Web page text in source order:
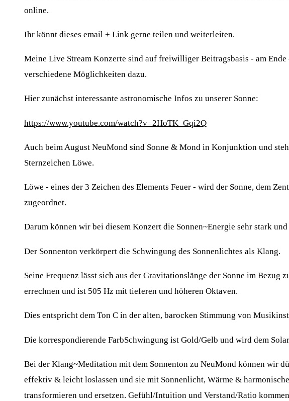
online.
Ihr könnt dieses email + Link gerne teilen und weiterleiten.
Meine Live Stream Konzerte sind auf freiwilliger Beitragsbasis - am
verschiedene Möglichkeiten dazu.
Hier zunächst interessante astronomische Infos zu unserer Sonne:
https://www.youtube.com/watch?v=2HoTK_Gqi2Q
Auch beim August NeuMond sind Sonne & Mond in Konjunktion und
Sternzeichen Löwe.
Löwe - eines der 3 Zeichen des Elements Feuer - wird der Sonne, dem
zugeordnet.
Darum können wir bei diesem Konzert die Sonnen~Energie sehr stark
Der Sonnenton verkörpert die Schwingung des Sonnenlichtes als Klang.
Seine Frequenz lässt sich aus der Gravitationslänge der Sonne im Bezug
errechnen und ist 505 Hz mit tieferen und höheren Oktaven.
Dies entspricht dem Ton C in der alten, barocken Stimmung von
Die korrespondierende FarbSchwingung ist Gold/Gelb und wird dem
Bei der Klang~Meditation mit dem Sonnenton zu NeuMond können wir
effektiv & leicht loslassen und sie mit Sonnenlicht, Wärme &
transformieren und ersetzen. Gefühl/Intuition und Verstand/Ratio